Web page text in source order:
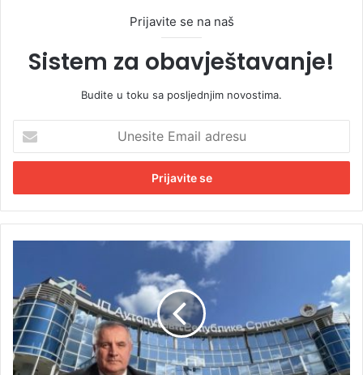
Prijavite se na naš
Sistem za obavještavanje!
Budite u toku sa posljednjim novostima.
e
i
t
i
l
a
d
r
i
k
i
l
o